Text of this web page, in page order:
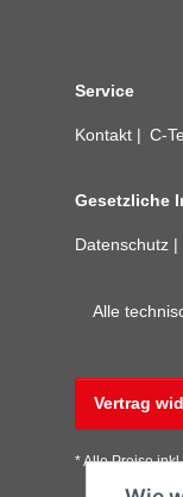
Service
Kontakt C-
Gesetzliche
Datenschutz
Alle
Vertrag
* Alle Preise